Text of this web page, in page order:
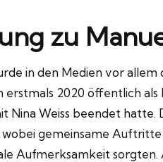
zu
in den Medien vor
erstmals 2020 öffentlich
Nina Weiss beendet hatte.
gemeinsame Auftritte
Aufmerksamkeit